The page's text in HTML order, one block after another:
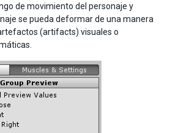
de movimiento del personaje y
se pueda deformar de una manera
(artifacts) visuales o